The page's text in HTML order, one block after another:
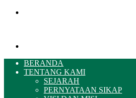
BERANDA
TENTANG KAMI
SEJARAH
PERNYATAAN SIKAP